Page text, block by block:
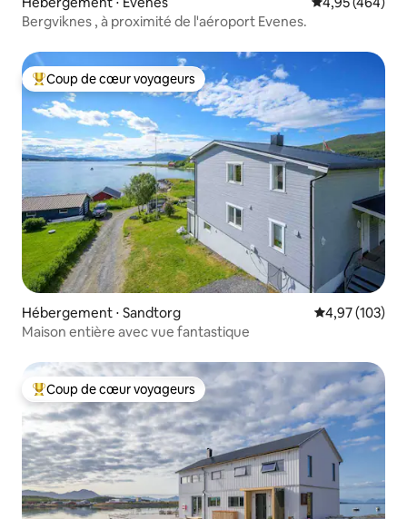
Bergviknes , à proximité de l'aéroport Evenes.
Coups de cœur voyageurs les plus appréciés
Coup de cœur voyageurs
Hébergement ⋅ Sandtorg Évaluation
4,97 (103)
Maison entière avec vue fantastique
Coups de cœur voyageurs les plus appréciés
Coup de cœur voyageurs